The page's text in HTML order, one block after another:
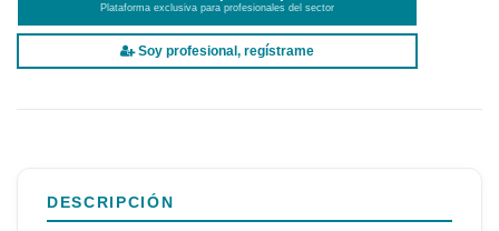
Plataforma exclusiva para profesionales del sector
Soy profesional, regístrame
DESCRIPCIÓN